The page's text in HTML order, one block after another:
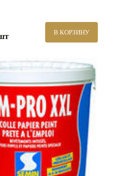
В КОРЗИНУ